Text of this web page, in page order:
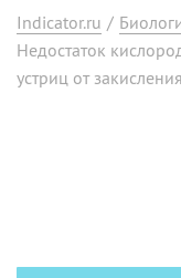
Indicator.ru /
Недостаток
устриц от